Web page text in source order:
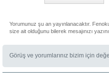
Yorumunuz şu an yayınlanacaktır.
size ait olduğunu bilerek mesajınızı
Görüş ve yorumlarınız bizim için